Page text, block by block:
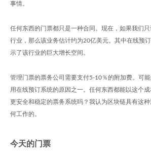
事情。
任何东西的门票都只是一种合同。现在，如果我们
行业，那么该业务估计约为20亿美元。其中在线预
示了该行业的巨大增长空间。
管理门票的票务公司需要支付5-10％的附加费。可
用在线预订系统的原因之一。任何东西都能以这个成
更安全和稳定的票务系统吗？我认为区块链具有这
何工作的。
今天的门票